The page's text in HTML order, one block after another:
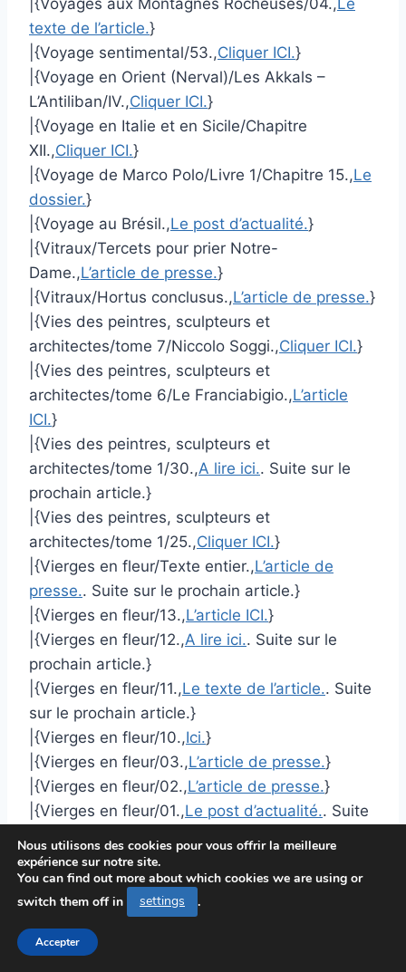
texte de l’article.}
|{Voyage sentimental/53.,Cliquer ICI.}
|{Voyage en Orient (Nerval)/Les Akkals –
L’Antiliban/IV.,Cliquer ICI.}
|{Voyage en Italie et en Sicile/Chapitre
XII.,Cliquer ICI.}
|{Voyage de Marco Polo/Livre 1/Chapitre 15.,Le
dossier.}
|{Voyage au Brésil.,Le post d’actualité.}
|{Vitraux/Tercets pour prier Notre-
Dame.,L’article de presse.}
|{Vitraux/Hortus conclusus.,L’article de presse.}
|{Vies des peintres, sculpteurs et
architectes/tome 7/Niccolo Soggi.,Cliquer ICI.}
|{Vies des peintres, sculpteurs et
architectes/tome 6/Le Franciabigio.,L’article
ICI.}
|{Vies des peintres, sculpteurs et
architectes/tome 1/30.,A lire ici.. Suite sur le
prochain article.}
|{Vies des peintres, sculpteurs et
architectes/tome 1/25.,Cliquer ICI.}
|{Vierges en fleur/Texte entier.,L’article de
presse.. Suite sur le prochain article.}
|{Vierges en fleur/13.,L’article ICI.}
|{Vierges en fleur/12.,A lire ici.. Suite sur le
prochain article.}
|{Vierges en fleur/11.,Le texte de l’article.. Suite
sur le prochain article.}
|{Vierges en fleur/10.,Ici.}
|{Vierges en fleur/03.,L’article de presse.}
|{Vierges en fleur/02.,L’article de presse.}
|{Vierges en fleur/01.,Le post d’actualité.. Suite
|{Vierges en fleur/01.,
le prochain article.}
|{Vie et opinions de Tristram Shandy/4/88.,
lire ici.}
|{Vie et opinions de Tristram
Nous utilisons des cookies pour vous offrir la meilleure
expérience sur notre site.
You can find out more about which cookies we are using or
switch them off in
settings .
Accepter